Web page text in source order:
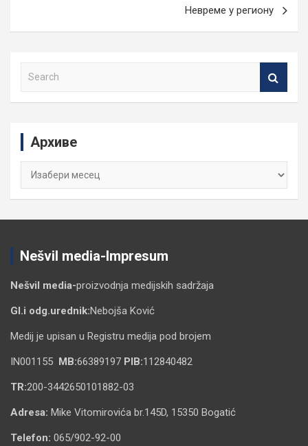
Невреме у региону
Архиве
Архиве
Nešvil media-Impresum
Nešvil media-proizvodnja medijskih sadržaja
Gl.i odg.urednik:Nebojša Ković
Medij je upisan u Registru medija pod brojem
IN001155 MB:66389197 PIB:112840482
TR:200-3442650101882-03
Adresa: Mike Vitomirovića br.145D, 15350 Bogatić
Telefon: 065/902-92-00